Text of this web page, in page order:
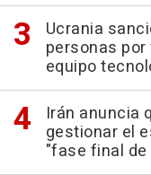
Ucrania
personas
equipo
Irán anuncia
gestionar el
"fase final